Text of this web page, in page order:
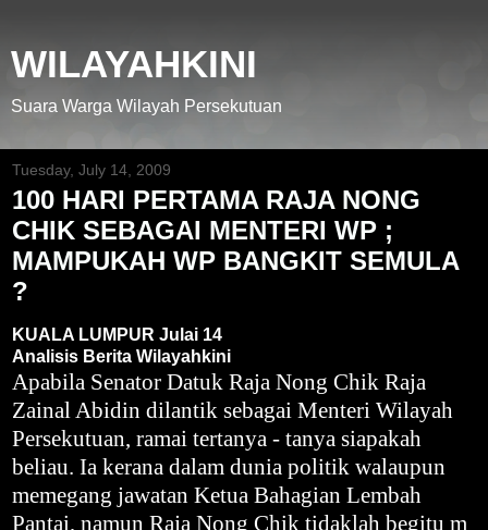
WILAYAHKINI
Suara Warga Wilayah Persekutuan
Tuesday, July 14, 2009
100 HARI PERTAMA RAJA NONG
CHIK SEBAGAI MENTERI WP ;
MAMPUKAH WP BANGKIT SEMULA
?
KUALA LUMPUR Julai 14
Analisis Berita Wilayahkini
Apabila Senator Datuk Raja Nong Chik Raja
Zainal Abidin dilantik sebagai Menteri Wilayah
Persekutuan, ramai tertanya - tanya siapakah
beliau. Ia kerana dalam dunia politik walaupun
memegang jawatan Ketua Bahagian Lembah
Pantai, namun Raja Nong Chik tidaklah begitu m